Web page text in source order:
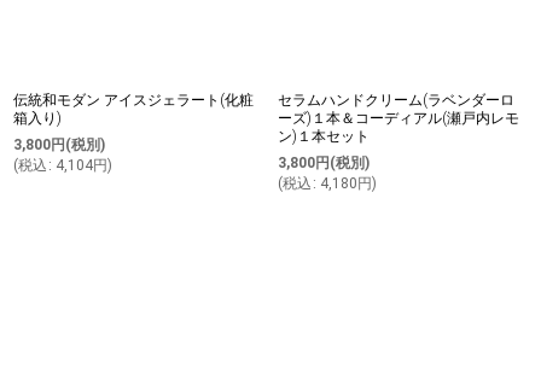
伝統和モダン アイスジェラート(化粧
箱入り)
3,800円 (税別)
(税込 : 4,104円)
セラムハンドクリーム(ラベンダーロ
ーズ)１本＆コーディアル(瀬戸内レモ
ン)１本セット
3,800円 (税別)
(税込 : 4,180 円)